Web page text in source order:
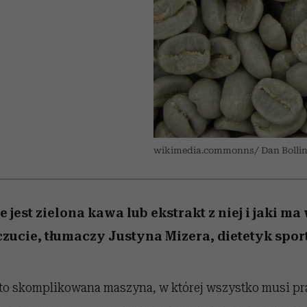
wikimedia.commonns/ Dan
jest zielona kawa lub ekstrakt z niej i jaki ma
tłumaczy Justyna Mizera, dietetyk
skomplikowana maszyna, w której wszystko musi